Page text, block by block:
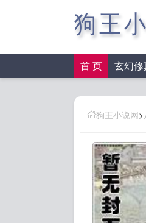
狗王
首 页 玄幻修
狗王小说网>